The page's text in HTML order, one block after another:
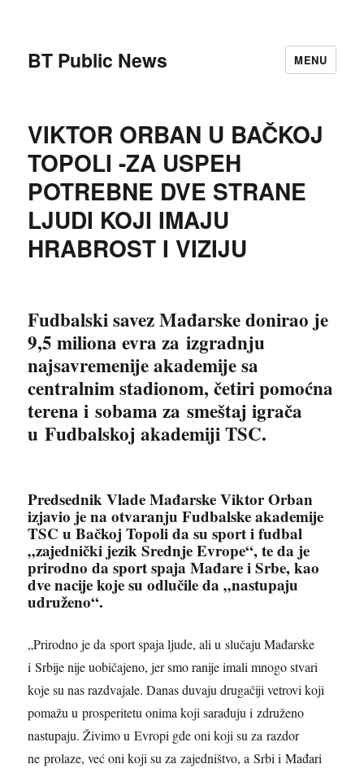
BT Public News MENU
VIKTOR ORBAN U BAČKOJ
TOPOLI -ZA USPEH
POTREBNE DVE STRANE
LJUDI KOJI IMAJU
HRABROST I VIZIJU
Fudbalski savez Mađarske donirao je
9,5 miliona evra za izgradnju
najsavremenije akademije sa
centralnim stadionom, četiri pomoćna
terena i sobama za smeštaj igrača
u Fudbalskoj akademiji TSC.
Predsednik Vlade Mađarske Viktor Orban
izjavio je na otvaranju Fudbalske akademije
TSC u Bačkoj Topoli da su sport i fudbal
„zajednički jezik Srednje Evrope“, te da je
prirodno da sport spaja Mađare i Srbe, kao
dve nacije koje su odlučile da „nastupaju
udruženo“.
„Prirodno je da sport spaja ljude, ali u slučaju Mađarske
i Srbije nije uobičajeno, jer smo ranije imali mnogo stvari
koje su nas razdvajale. Danas duvaju drugačiji vetrovi koji
pomažu u prosperitetu onima koji sarađuju i združeno
nastupaju. Živimo u Evropi gde oni koji su za razdor
ne prolaze, već oni koji su za zajedništvo, a Srbi i Mađari